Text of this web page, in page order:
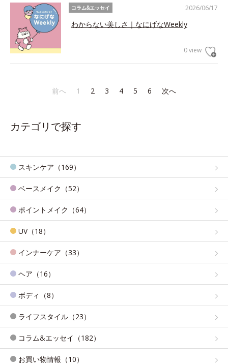
2026/06/17
コラム&エッセイ
わからない美しさ｜なにげなWeekly
0 view
前へ 1 2 3 4 5 6 次へ
カテゴリで探す
スキンケア（169）
ベースメイク（52）
ポイントメイク（64）
UV（18）
インナーケア（33）
ヘア（16）
ボディ（8）
ライフスタイル（23）
コラム&エッセイ（182）
お買い物情報（10）